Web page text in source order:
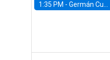
1:35 PM - Germán Cubas, University of Houston